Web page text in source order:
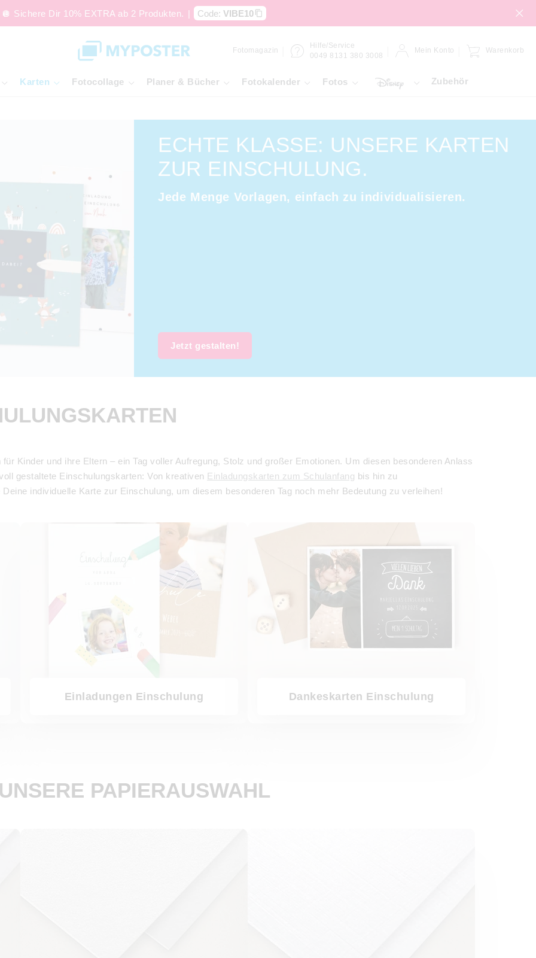
🪩 Sichere Dir 10% EXTRA ab 2 Produkten. | Code: VIBE10
Fotomagazin
Hilfe/Service
0049 8131 380 3008
Mein Konto Warenkorb
Karten Fotocollage Planer & Bücher Fotokalender Fotos Zubehör
ECHTE KLASSE: UNSERE KARTEN
ZUR EINSCHULUNG.
Jede Menge Vorlagen, einfach zu individualisieren.
Jetzt gestalten!
Kinder und ihre Eltern – ein Tag voller Aufregung, Stolz und großer Emotionen. Um diesen besonderen Anlass
gestaltete Einschulungskarten: Von kreativen Einladungskarten zum Schulanfang bis hin zu
Deine individuelle Karte zur Einschulung, um diesem besonderen Tag noch mehr Bedeutung zu verleihen!
Einladungen Einschulung Dankeskarten Einschulung
Dankeskarten Einschulung
UNSERE PAPIERAUSWAHL